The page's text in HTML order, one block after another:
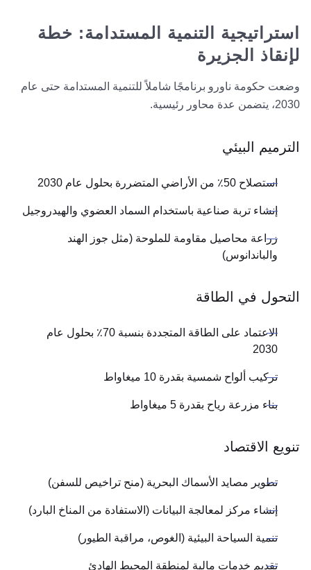
استراتيجية التنمية المستدامة: خطة
لإنقاذ الجزيرة
وضعت حكومة ناورو برنامجًا شاملاً للتنمية المستدامة حتى عام
2030، يتضمن عدة محاور رئيسية.
الترميم البيئي
استصلاح 50٪ من الأراضي المتضررة بحلول عام 2030
إنشاء تربة صناعية باستخدام السماد العضوي والهيدروجيل
زراعة محاصيل مقاومة للملوحة (مثل جوز الهند
والباندانوس)
التحول في الطاقة
الاعتماد على الطاقة المتجددة بنسبة 70٪ بحلول عام
2030
تركيب ألواح شمسية بقدرة 10 ميغاواط
بناء مزرعة رياح بقدرة 5 ميغاواط
تنويع الاقتصاد
تطوير مصايد الأسماك البحرية (منح تراخيص للسفن)
إنشاء مركز لمعالجة البيانات (الاستفادة من المناخ البارد)
تنمية السياحة البيئية (الغوص، مراقبة الطيور)
تقديم خدمات مالية لمنطقة المحيط الهادئ